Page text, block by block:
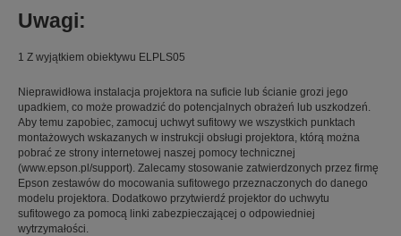
Uwagi:
1 Z wyjątkiem obiektywu ELPLS05
Nieprawidłowa instalacja projektora na suficie lub ścianie grozi jego
upadkiem, co może prowadzić do potencjalnych obrażeń lub uszkodzeń.
Aby temu zapobiec, zamocuj uchwyt sufitowy we wszystkich punktach
montażowych wskazanych w instrukcji obsługi projektora, którą można
pobrać ze strony internetowej naszej pomocy technicznej
(www.epson.pl/support). Zalecamy stosowanie zatwierdzonych przez firmę
Epson zestawów do mocowania sufitowego przeznaczonych do danego
modelu projektora. Dodatkowo przytwierdź projektor do uchwytu
sufitowego za pomocą linki zabezpieczającej o odpowiedniej
wytrzymałości.